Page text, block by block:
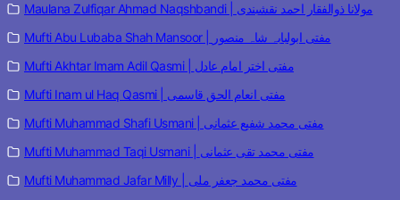
Maulana Zulfiqar Ahmad Naqshbandi | مولانا ذوالفقار احمد نقشبندی
Mufti Abu Lubaba Shah Mansoor | مفتی ابولبابہ شاہ منصور
Mufti Akhtar Imam Adil Qasmi | مفتی اختر امام عادل
Mufti Inam ul Haq Qasmi | مفتی انعام الحق قاسمی
Mufti Muhammad Shafi Usmani | مفتی محمد شفیع عثمانی
Mufti Muhammad Taqi Usmani | مفتی محمد تقی عثمانی
Mufti Muhammad Jafar Milly | مفتی محمد جعفر ملی